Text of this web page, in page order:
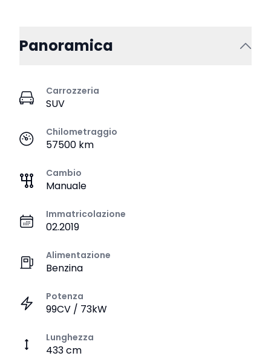
Panoramica
Carrozzeria
SUV
Chilometraggio
57500 km
Cambio
Manuale
Immatricolazione
02.2019
Alimentazione
Benzina
Potenza
99CV / 73kW
Lunghezza
433 cm